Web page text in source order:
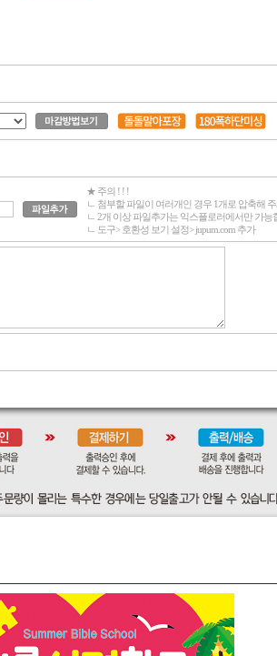
★ 주의 ! ! !
ㄴ 첨부할 파일이 여러개인 경우 1개로 압축해 주
ㄴ 2개 이상 파일추가는 익스플로러에서만 가능
ㄴ 도구> 호환성 보기 설정> jupum.com 추가